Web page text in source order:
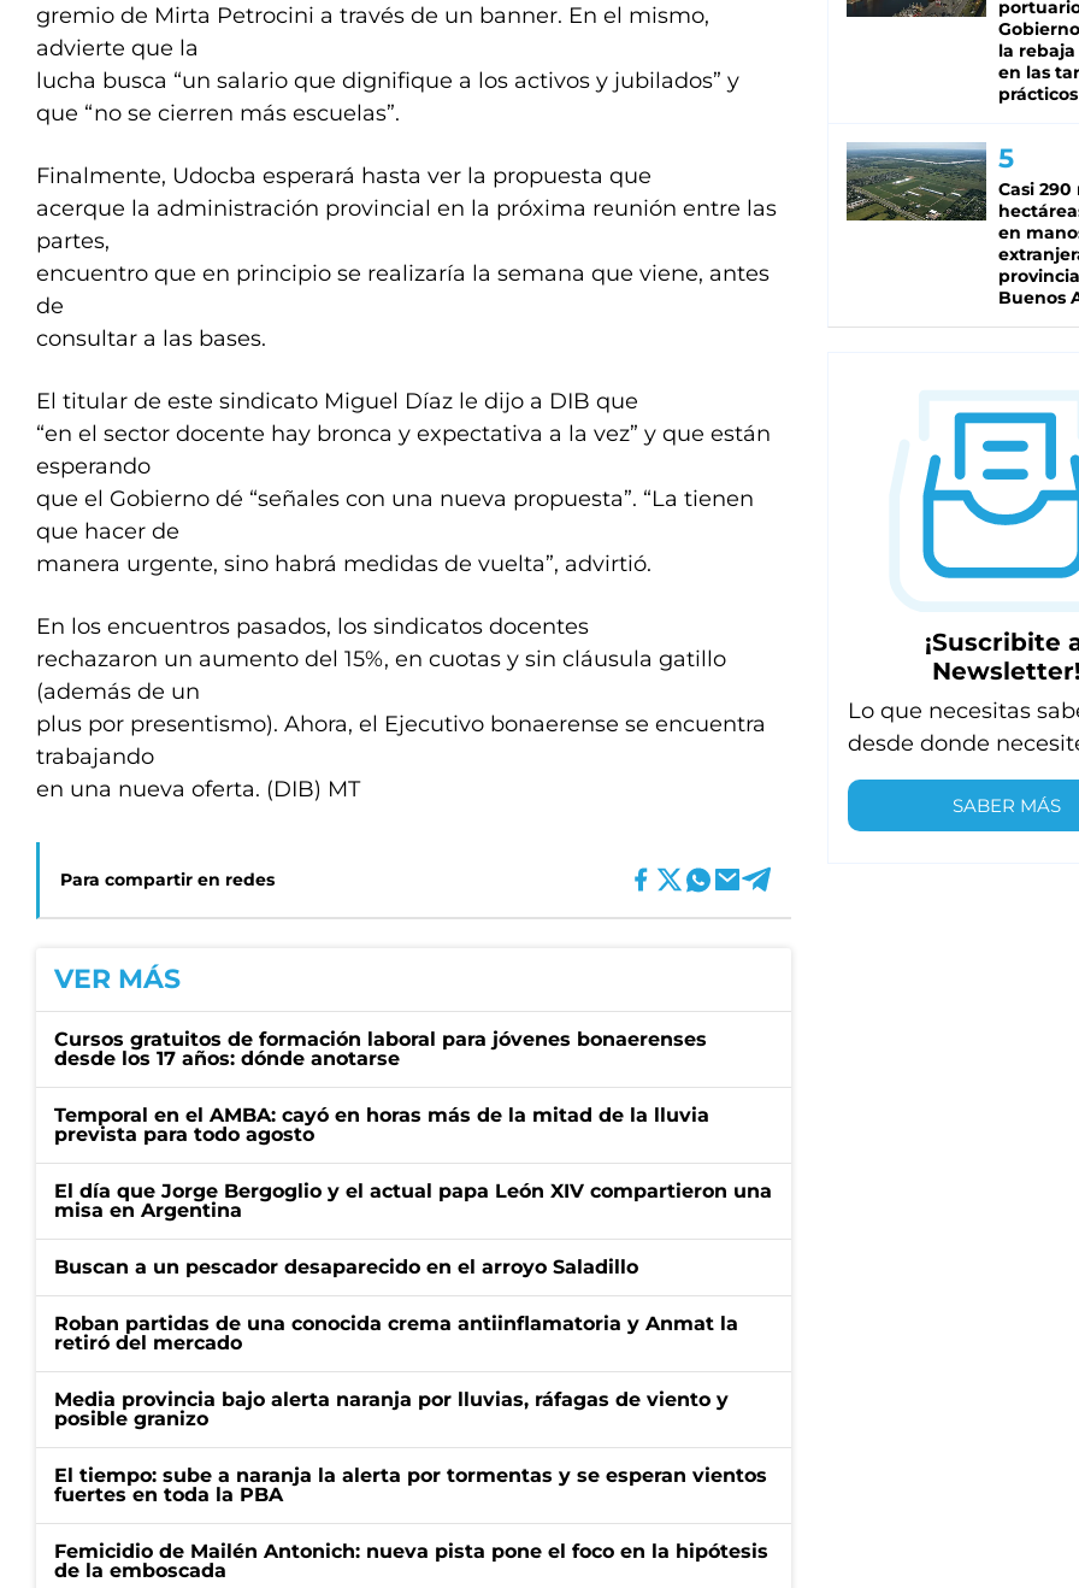
gremio de Mirta Petrocini a través de un banner. En el mismo,
advierte que la
lucha busca “un salario que dignifique a los activos y jubilados” y
que “no se cierren más escuelas”.
Finalmente, Udocba esperará hasta ver la propuesta que
acerque la administración provincial en la próxima reunión entre las
partes,
encuentro que en principio se realizaría la semana que viene, antes
de
consultar a las bases.
El titular de este sindicato Miguel Díaz le dijo a DIB que
“en el sector docente hay bronca y expectativa a la vez” y que están
esperando
que el Gobierno dé “señales con una nueva propuesta”. “La tienen
que hacer de
manera urgente, sino habrá medidas de vuelta”, advirtió.
En los encuentros pasados, los sindicatos docentes
rechazaron un aumento del 15%, en cuotas y sin cláusula gatillo
(además de un
plus por presentismo). Ahora, el Ejecutivo bonaerense se encuentra
trabajando
en una nueva oferta. (DIB) MT
Para compartir en redes
VER MÁS
Cursos gratuitos de formación laboral para jóvenes bonaerenses
desde los 17 años: dónde anotarse
Temporal en el AMBA: cayó en horas más de la mitad de la lluvia
prevista para todo agosto
El día que Jorge Bergoglio y el actual papa León XIV compartieron una
misa en Argentina
Buscan a un pescador desaparecido en el arroyo Saladillo
Roban partidas de una conocida crema antiinflamatoria y Anmat la
retiró del mercado
Media provincia bajo alerta naranja por lluvias, ráfagas de viento y
posible granizo
El tiempo: sube a naranja la alerta por tormentas y se esperan vientos
fuertes en toda la PBA
Femicidio de Mailén Antonich: nueva pista pone el foco en la hipótesis
de la emboscada
la rebaja
en las
prácticos
Casi 290
en
Buenos
¡Suscribite
Newsletter!
Lo que necesitas
desde donde
SABER MÁS